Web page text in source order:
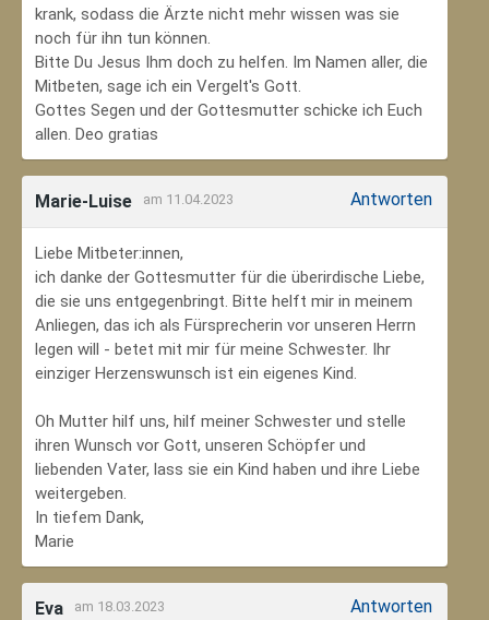
krank, sodass die Ärzte nicht mehr wissen was sie
noch für ihn tun können.
Bitte Du Jesus Ihm doch zu helfen. Im Namen aller, die
Mitbeten, sage ich ein Vergelt's Gott.
Gottes Segen und der Gottesmutter schicke ich Euch
allen. Deo gratias
Marie-Luise am 11.04.2023 Antworten
Liebe Mitbeter:innen,
ich danke der Gottesmutter für die überirdische Liebe,
die sie uns entgegenbringt. Bitte helft mir in meinem
Anliegen, das ich als Fürsprecherin vor unseren Herrn
legen will - betet mit mir für meine Schwester. Ihr
einziger Herzenswunsch ist ein eigenes Kind.
Oh Mutter hilf uns, hilf meiner Schwester und stelle
ihren Wunsch vor Gott, unseren Schöpfer und
liebenden Vater, lass sie ein Kind haben und ihre Liebe
weitergeben.
In tiefem Dank,
Marie
Eva am 18.03.2023 Antworten